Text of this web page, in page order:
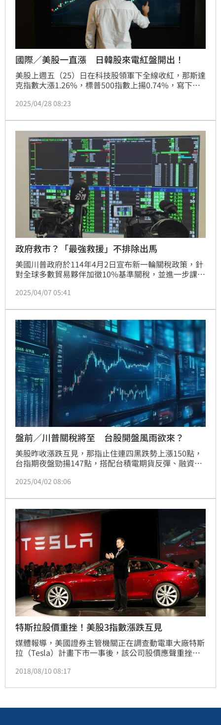
國際／美股一直漲 日韓股來電紅盤開出！
美股上週五（25）日在科技股領軍下全線收紅，那斯達
克指數大漲1.26%，標普500指數上揚0.74%，寫下自
漲0.05%。然而，今早(28)日美股期貨卻出現小幅回
0.33%、小道瓊期貨也下滑0.30%，市場情緒逐漸由樂
觀轉謹慎。
2025/04/28 08:23
政府救市？「最強救援」不排除出馬
美國川普政府於114年4月2日宣布新一輪關稅政策，針
對全球多數貿易夥伴加徵10%基準關稅，並進一步課徵
際金融市場劇烈震盪。根據統計，4月3日至4月4日期
10.53%，那斯達克指數下跌11.44%，費城半導體指數
更重挫16.74%。
2025/04/07 05:41
盤前／川普關稅將至 台股開盤風雨欲來？
美股昨收漲跌互見，那指止住連四黑跌勢上漲150點，
台指期夜盤勁揚147點，搭配台積電期貨反彈、融資續
彈波段。
2025/04/02 08:06
特斯拉股價重挫！美股3指數漲跌互見
媒體報導，美國證券主管機關正在調查動電車大廠特斯
拉（Tesla）計畫下市一事後，該公司股價應聲重挫。
2018/08/10 08:17